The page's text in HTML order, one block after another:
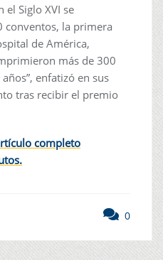
el Siglo XVI se
conventos, la primera
de América,
más de 300
enfatizó en sus
tras recibir el premio
completo
.
0